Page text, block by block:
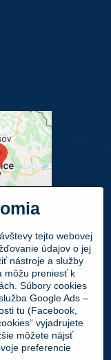
tejto webovej
údajov o jej
nástroje a služby
môžu preniesť k
Súbory cookies
Google Ads –
tu (Facebook,
vyjadrujete
môžete nájsť
preferencie